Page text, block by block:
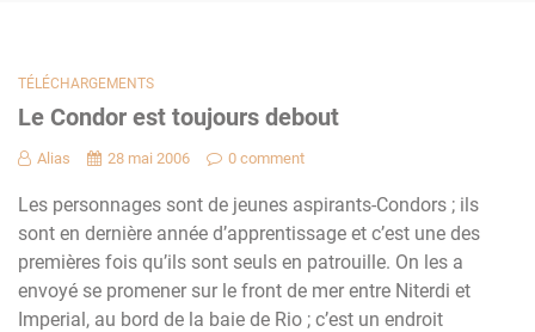
TÉLÉCHARGEMENTS
Le Condor est toujours debout
Alias 28 mai 2006 0 comment
Les personnages sont de jeunes aspirants-Condors ; ils
sont en dernière année d’apprentissage et c’est une des
premières fois qu’ils sont seuls en patrouille. On les a
envoyé se promener sur le front de mer entre Niterdi et
Imperial, au bord de la baie de Rio ; c’est un endroit